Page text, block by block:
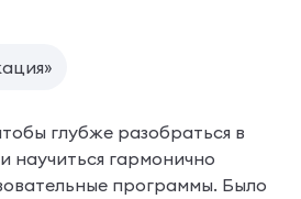
глубже разобраться в
научиться гармонично
программы. Было